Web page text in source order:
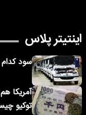
اینتیتر پلاس
سود کدام
آمریکا
توکیو